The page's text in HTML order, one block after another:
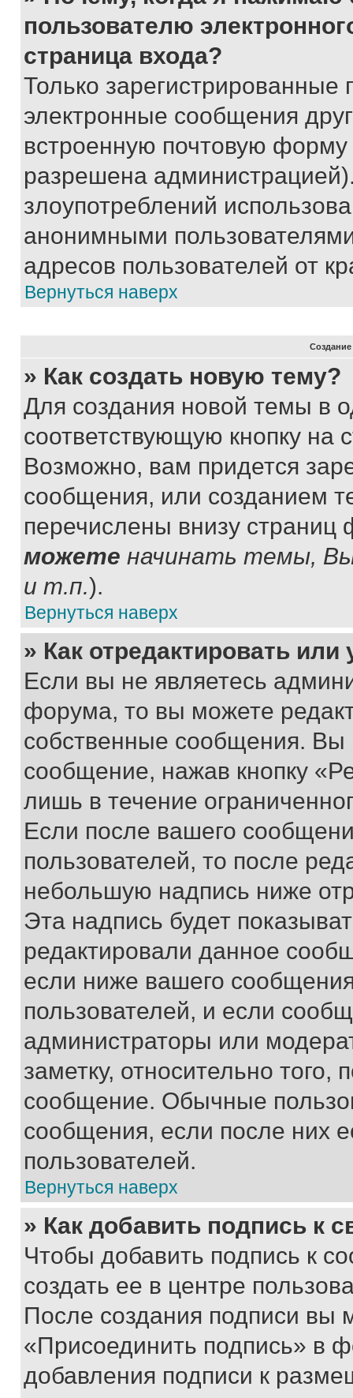
пользователю
страница входа?
Только зарегистрированные
электронные сообщения
встроенную почтовую
разрешена
злоупотреблений
анонимными
адресов пользователей от
Вернуться наверх
» Как создать новую тему?
Для создания новой темы в
соответствующую кнопку
Возможно, вам придется
сообщения, или созданием
перечислены внизу
можете начинать темы,
и т.п.).
Вернуться наверх
» Как отредактировать
Если вы не являетесь
форума, то вы можете
собственные сообщения. Вы
сообщение, нажав кнопку
лишь в течение
Если после вашего
пользователей, то после
небольшую надпись ниже
Эта надпись будет
редактировали данное
если ниже вашего
пользователей, и если
администраторы или
заметку, относительно
сообщение. Обычные
сообщения, если после них
пользователей.
Вернуться наверх
» Как добавить подпись к
Чтобы добавить подпись к
создать ее в центре
После создания подписи вы
«Присоединить подпись» в
добавления подписи к